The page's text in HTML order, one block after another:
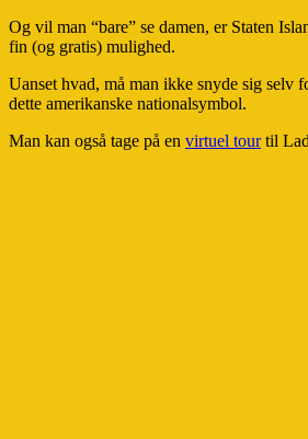
Og vil man “bare” se damen, er Staten
fin (og gratis) mulighed.
Uanset hvad, må man ikke snyde sig selv
dette amerikanske nationalsymbol.
Man kan også tage på en virtuel tourtil